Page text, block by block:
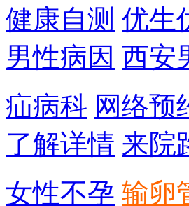
健康自测 优生
男性病因 西安
疝病科 网络预
了解详情 来院
女性不孕 输卵